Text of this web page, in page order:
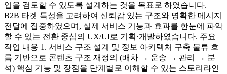
입을 검토할 수 있도록 설계하는 것을 목표로 하였습니다.
B2B 타겟 특성을 고려하여 신뢰감 있는 구조와 명확한 메시지
전달에 집중하였으며, 실제 서비스 기능과 효과를 한눈에 파악
할 수 있는 전환 중심의 UX/UI로 기획·개발하였습니다. 주요
작업 내용 1. 서비스 구조 설계 및 정보 아키텍처 구축 물류 흐
름 기반으로 콘텐츠 구조 재정의 (배차 → 운송 → 관리 → 분
석) 핵심 기능 및 장점을 단계별로 이해할 수 있는 스토리라인